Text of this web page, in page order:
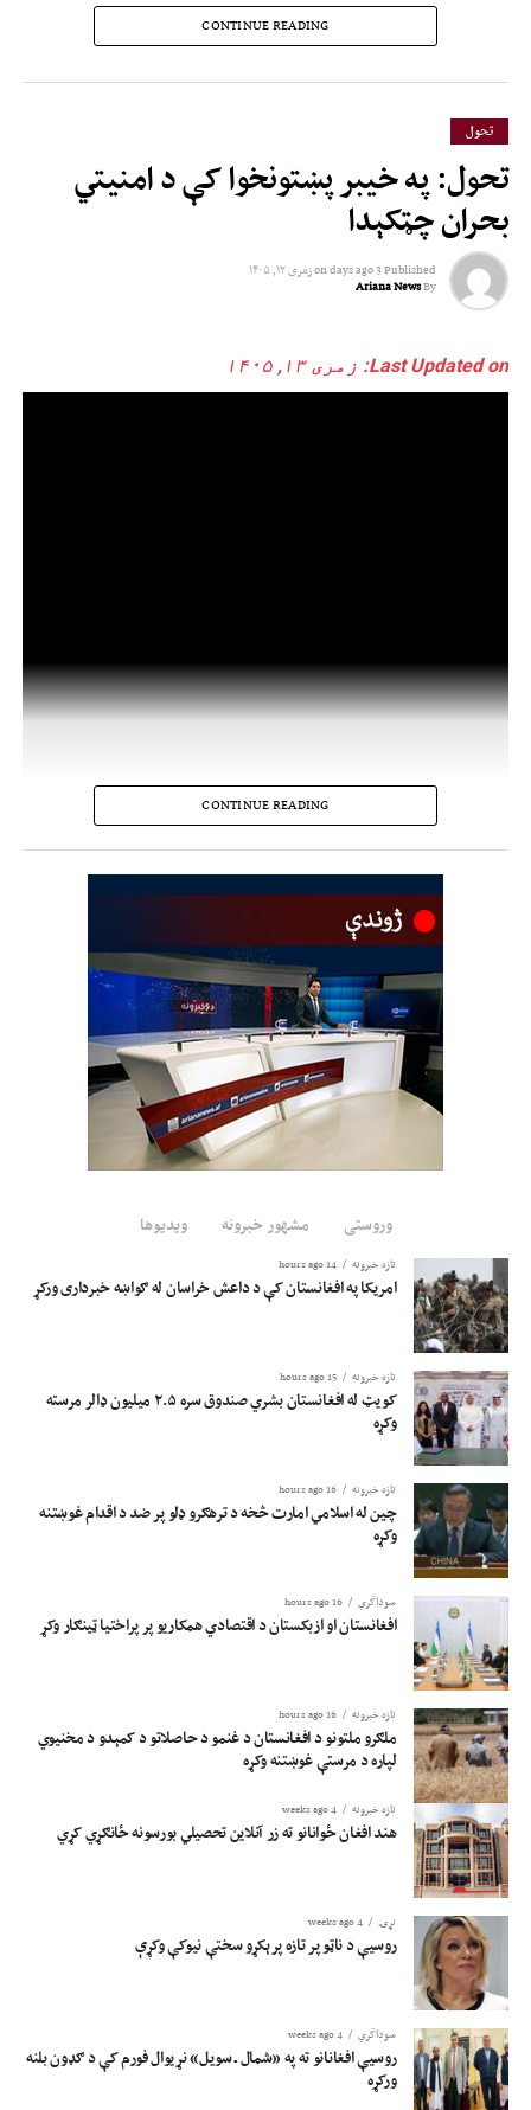
CONTINUE READING
تحول
تحول: په خیبر پښتونخوا کې د امنیتي
بحران چټکېدا
Published
3 days ago
onزمری ۱۲, ۱۴۰۵
By
Ariana News
Last Updated on: زمری ۱۳, ۱۴۰۵
CONTINUE READING
وروستی مشهور خبرونه ویدیوها
تازه خبرونه 14 hours ago
امریکا په افغانستان کې د داعش خراسان له ګواښه خبرداری ورکړ
تازه خبرونه 15 hours ago
کویټ له افغانستان بشري صندوق سره ۲.۵ میلیون ډالر مرسته
وکړه
تازه خبرونه 16 hours ago
چین له اسلامي امارت څخه د ترهګرو ډلو پر ضد د اقدام غوښتنه
وکړه
سوداگري 16 hours ago
افغانستان او ازبکستان د اقتصادي همکاریو پر پراختیا ټینګار وکړ
تازه خبرونه 16 hours ago
ملګرو ملتونو د افغانستان د غنمو د حاصلاتو د کمېدو د مخنیوي
لپاره د مرستې غوښتنه وکړه
تازه خبرونه 4 weeks ago
هند افغان ځوانانو ته زر آنلاین تحصیلي بورسونه ځانګړي کړي
نړۍ 4 weeks ago
روسیې د ناټو پر تازه پرېکړو سختې نیوکې وکړې
سوداگري 4 weeks ago
روسیې افغانانو ته په «شمال ـ سویل» نړیوال فورم کې د ګډون بلنه
ورکړه